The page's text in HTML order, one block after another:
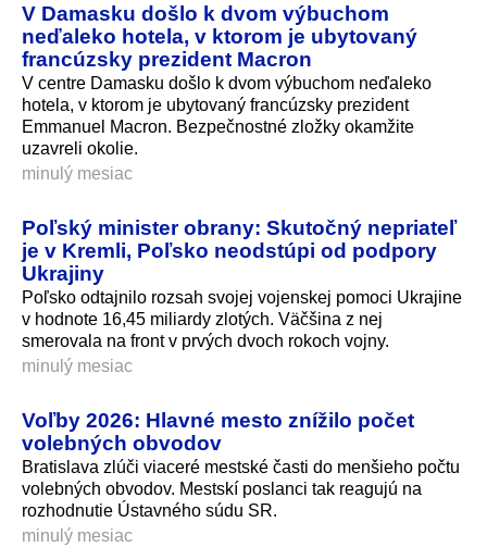
V Damasku došlo k dvom výbuchom
neďaleko hotela, v ktorom je ubytovaný
francúzsky prezident Macron
V centre Damasku došlo k dvom výbuchom neďaleko
hotela, v ktorom je ubytovaný francúzsky prezident
Emmanuel Macron. Bezpečnostné zložky okamžite
uzavreli okolie.
minulý mesiac
Poľský minister obrany: Skutočný nepriateľ
je v Kremli, Poľsko neodstúpi od podpory
Ukrajiny
Poľsko odtajnilo rozsah svojej vojenskej pomoci Ukrajine
v hodnote 16,45 miliardy zlotých. Väčšina z nej
smerovala na front v prvých dvoch rokoch vojny.
minulý mesiac
Voľby 2026: Hlavné mesto znížilo počet
volebných obvodov
Bratislava zlúči viaceré mestské časti do menšieho počtu
volebných obvodov. Mestskí poslanci tak reagujú na
rozhodnutie Ústavného súdu SR.
minulý mesiac